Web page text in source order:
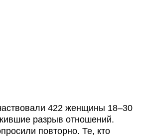
422 женщины 18–30
разрыв отношений.
повторно. Те, кто